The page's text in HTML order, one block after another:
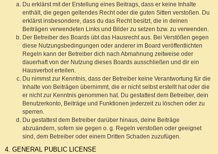
Du erklärst mit der Erstellung eines Beitrags, dass er keine Inhalte
enthält, die gegen geltendes Recht oder die guten Sitten verstoßen. Du
erklärst insbesondere, dass du das Recht besitzt, die in deinen
Beiträgen verwendeten Links und Bilder zu setzen bzw. zu verwenden.
Der Betreiber des Boards übt das Hausrecht aus. Bei Verstößen gegen
diese Nutzungsbedingungen oder anderer im Board veröffentlichten
Regeln kann der Betreiber dich nach Abmahnung zeitweise oder
dauerhaft von der Nutzung dieses Boards ausschließen und dir ein
Hausverbot erteilen.
Du nimmst zur Kenntnis, dass der Betreiber keine Verantwortung für die
Inhalte von Beiträgen übernimmt, die er nicht selbst erstellt hat oder die
er nicht zur Kenntnis genommen hat. Du gestattest dem Betreiber, dein
Benutzerkonto, Beiträge und Funktionen jederzeit zu löschen oder zu
sperren.
Du gestattest dem Betreiber darüber hinaus, deine Beiträge
abzuändern, sofern sie gegen o. g. Regeln verstoßen oder geeignet
sind, dem Betreiber oder einem Dritten Schaden zuzufügen.
4. GENERAL PUBLIC LICENSE